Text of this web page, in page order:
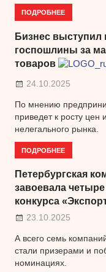
ПОДРОБНЕЕ
Бизнес выступил
госпошлины за
товаров
24.10.2025
По мнению
приведет к росту цен
нелегального рынка.
ПОДРОБНЕЕ
Петербургская
завоевала
конкурса
23.10.2025
А всего семь
стали призерами и
номинациях.